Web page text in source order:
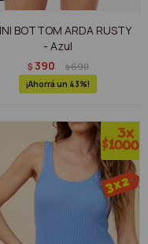
BOTTOM ARDA RUSTY
- Azul
$ 390 $690
43